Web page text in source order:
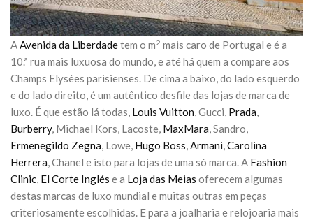
AAvenida da Liberdadetem o m2 mais caro de Portugal e é a
10.ª rua mais luxuosa do mundo, e até há quem a compare aos
Champs Elysées parisienses. De cima a baixo, do lado esquerdo
e do lado direito, é um autêntico desfile das lojas de marca de
luxo. É que estão lá todas, Louis Vuitton, Gucci, Prada,
Burberry, Michael Kors, Lacoste, MaxMara, Sandro,
Ermenegildo Zegna, Lowe, Hugo Boss,Armani,Carolina
Herrera, Chanel e isto para lojas de uma só marca. A Fashion
Clinic, El Corte Inglés e a Loja das Meias oferecem algumas
destas marcas de luxo mundial e muitas outras em peças
criteriosamente escolhidas. E para a joalharia e relojoaria mais